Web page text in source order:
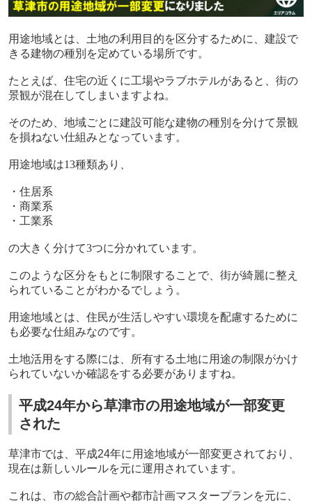
用途地域とは、土地の利用目的を区分するために、建設で
きる建物の種別を定めている場所です。
たとえば、住宅の近くに工場やラブホテルがあると、街の
景観が混在してしまいますよね。
そのため、地域ごとに建設可能な建物の種別を分けて景観
を損ねない仕組みとなっています。
用途地域は13種類あり、
・住居系
・商業系
・工業系
の大きく分けて3つに分かれています。
このような区分をもとに制限することで、街が綺麗に整え
られていることがわかるでしょう。
用途地域とは、住民が生活しやすい環境を配慮するために
も必要な仕組みなのです。
土地活用をする際には、所有する土地に用途の制限がかけ
られていないか確認をする必要がありますね。
平成24年から草津市の用途地域が一部変更
された
草津市では、平成24年に用途地域が一部変更されており、
現在は新しいルールを元に運用されています。
これは、市の総合計画や都市計画マスタープランを元に、